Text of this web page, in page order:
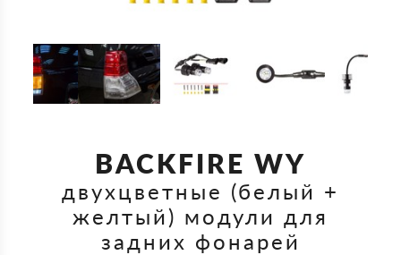
BACKFIRE WY
двухцветные (белый +
желтый) модули для
задних фонарей